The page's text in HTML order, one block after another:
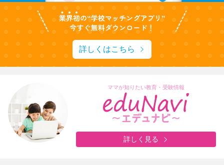
詳しくはこちら
ママが知りたい教育・受験情報
詳しく見る